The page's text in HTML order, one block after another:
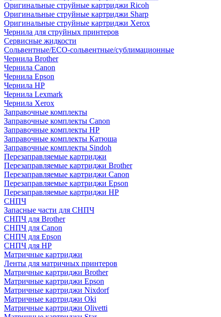
Оригинальные струйные картриджи Ricoh
Оригинальные струйные картриджи Sharp
Оригинальные струйные картриджи Xerox
Чернила для струйных принтеров
Сервисные жидкости
Сольвентные/ECO-сольвентные/сублимационные
Чернила Brother
Чернила Canon
Чернила Epson
Чернила HP
Чернила Lexmark
Чернила Xerox
Заправочные комплекты
Заправочные комплекты Canon
Заправочные комплекты HP
Заправочные комплекты Катюша
Заправочные комплекты Sindoh
Перезаправляемые картриджи
Перезаправляемые картриджи Brother
Перезаправляемые картриджи Canon
Перезаправляемые картриджи Epson
Перезаправляемые картриджи HP
СНПЧ
Запасные части для СНПЧ
СНПЧ для Brother
СНПЧ для Canon
СНПЧ для Epson
СНПЧ для HP
Матричные картриджи
Ленты для матричных принтеров
Матричные картриджи Brother
Матричные картриджи Epson
Матричные картриджи Nixdorf
Матричные картриджи Oki
Матричные картриджи Olivetti